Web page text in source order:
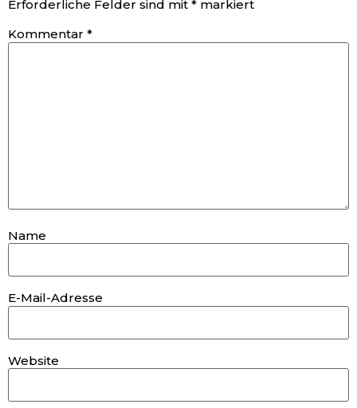
Erforderliche Felder sind mit * markiert
Kommentar *
Name
E-Mail-Adresse
Website